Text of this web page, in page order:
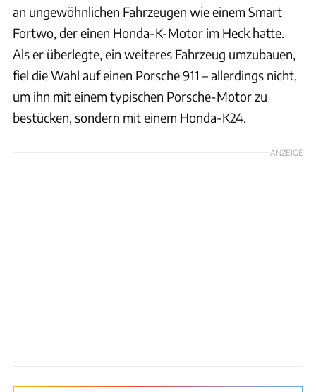
an ungewöhnlichen Fahrzeugen wie einem Smart
Fortwo, der einen Honda-K-Motor im Heck hatte.
Als er überlegte, ein weiteres Fahrzeug umzubauen,
fiel die Wahl auf einen Porsche 911 – allerdings nicht,
um ihn mit einem typischen Porsche-Motor zu
bestücken, sondern mit einem Honda-K24.
ANZEIGE